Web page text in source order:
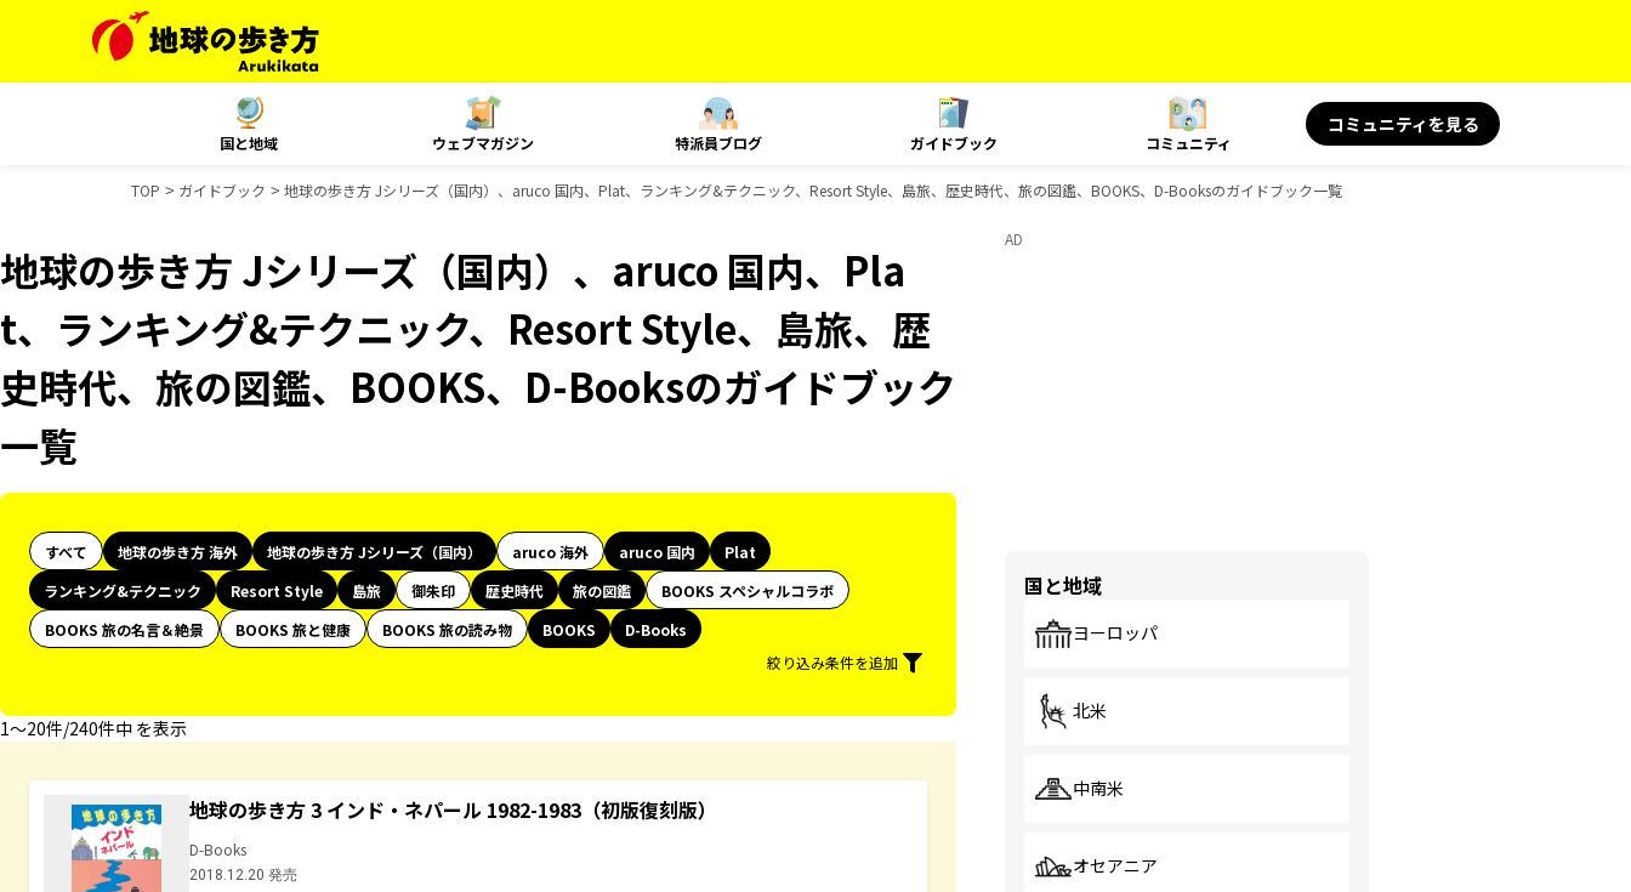
国と地域 ウェブマガジン 特派員ブログ ガイドブック コミュニティ
コミュニティを見る
TOP ガイドブック 地球の歩き方 Jシリーズ（国内）、aruco 国内、Plat、ランキング&テクニック、Resort Style、島旅、歴史時代、旅の図鑑、BOOKS、D-Booksのガイドブック一覧
地球の歩き方 Jシリーズ（国内）、aruco 国内、Pla
t、ランキング&テクニック、Resort Style、島旅、歴
史時代、旅の図鑑、BOOKS、D-Booksのガイドブック
一覧
すべて 地球の歩き方 海外 地球の歩き方 Jシリーズ（国内） aruco 海外 aruco 国内
Plat
ランキング&テクニック
Resort Style 島旅 御朱印 歴史時代 旅の図鑑
BOOKS スペシャルコラボ
BOOKS 旅の名言＆絶景
BOOKS 旅と健康 BOOKS 旅の読み物 BOOKS
D-Books
絞り込み条件を追加
1〜20件/240件中 を表示
地球の歩き方 3 インド・ネパール 1982-1983（初版復刻版）
D-Books
2018.12.20 発売
AD
国と地域
ヨーロッパ
北米
中南米
オセアニア